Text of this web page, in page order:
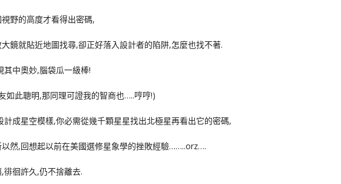
野的高度才看得出密碼,
鏡就貼近地圖找尋,卻正好落入設計者的陷阱,怎麼也找不著.
中奧妙,腦袋瓜一級棒!
如此聰明,那同理可證我的智商也…..哼哼!)
計成星空模樣,你必需從幾千顆星星找出北極星再看出它的密碼,
然,回想起以前在美國選修星象學的挫敗經驗……..orz….
徊許久,仍不捨離去.